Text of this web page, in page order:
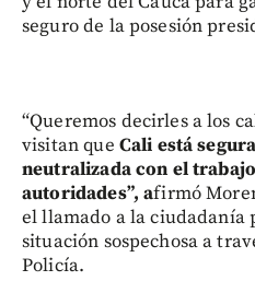
seguro de la posesión
“Queremos decirles a los
visitan que Cali está
neutralizada con el
autoridades”, afirmó
el llamado a la
situación sospechosa a
Policía.